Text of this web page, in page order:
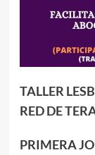
TALLER
RED DE
PRIMERA